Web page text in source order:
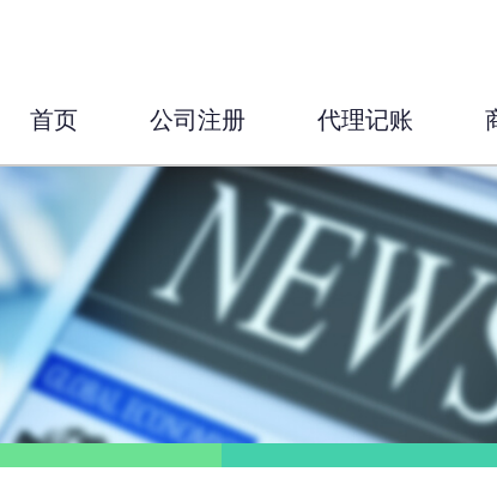
首页 公司注册 代理记账